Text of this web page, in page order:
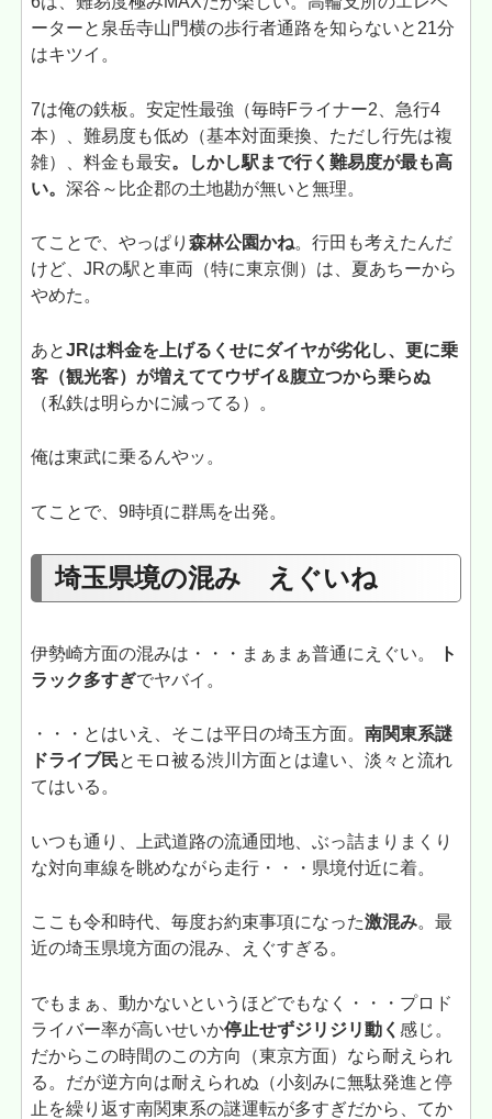
ーターと泉岳寺山門横の歩行者通路を知らないと21分
はキツイ。
7は俺の鉄板。安定性最強（毎時Fライナー2、急行4
本）、難易度も低め（基本対面乗換、ただし行先は複
雑）、料金も最安。しかし駅まで行く難易度が最も高
い。深谷～比企郡の土地勘が無いと無理。
てことで、やっぱり森林公園かね。行田も考えたんだ
けど、JRの駅と車両（特に東京側）は、夏あちーから
やめた。
あとJRは料金を上げるくせにダイヤが劣化し、更に乗
客（観光客）が増えててウザイ&腹立つから乗らぬ
（私鉄は明らかに減ってる）。
俺は東武に乗るんやッ。
てことで、9時頃に群馬を出発。
埼玉県境の混み えぐいね
伊勢崎方面の混みは・・・まぁまぁ普通にえぐい。
ト
ラック多すぎでヤバイ。
・・・とはいえ、そこは平日の埼玉方面。南関東系謎
ドライブ民とモロ被る渋川方面とは違い、淡々と流れ
てはいる。
いつも通り、上武道路の流通団地、ぶっ詰まりまくり
な対向車線を眺めながら走行・・・県境付近に着。
ここも令和時代、毎度お約束事項になった激混み。最
近の埼玉県境方面の混み、えぐすぎる。
でもまぁ、動かないというほどでもなく・・・プロド
ライバー率が高いせいか停止せずジリジリ動く感じ。
だからこの時間のこの方向（東京方面）なら耐えられ
る。だが逆方向は耐えられぬ（小刻みに無駄発進と停
止を繰り返す南関東系の謎運転が多すぎだから、てか